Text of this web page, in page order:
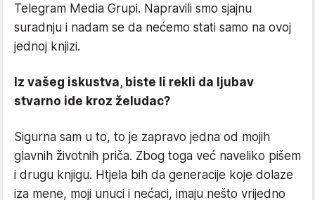
Telegram Media Grupi. Napravili smo sjajnu
suradnju i nadam se da nećemo stati samo na ovoj
jednoj knjizi.
Iz vašeg iskustva, biste li rekli da ljubav
stvarno ide kroz želudac?
Sigurna sam u to, to je zapravo jedna od mojih
glavnih životnih priča. Zbog toga već naveliko pišem
i drugu knjigu. Htjela bih da generacije koje dolaze
iza mene, moji unuci i nećaci, imaju nešto vrijedno